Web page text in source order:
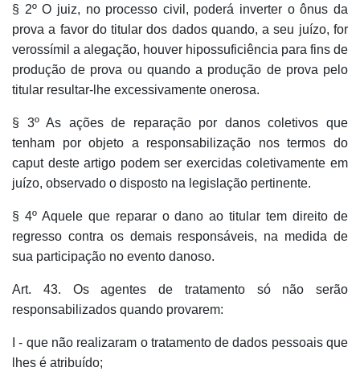
§ 2º O juiz, no processo civil, poderá inverter o ônus da
prova a favor do titular dos dados quando, a seu juízo, for
verossímil a alegação, houver hipossuficiência para fins de
produção de prova ou quando a produção de prova pelo
titular resultar-lhe excessivamente onerosa.
§ 3º As ações de reparação por danos coletivos que
tenham por objeto a responsabilização nos termos do
caput deste artigo podem ser exercidas coletivamente em
juízo, observado o disposto na legislação pertinente.
§ 4º Aquele que reparar o dano ao titular tem direito de
regresso contra os demais responsáveis, na medida de
sua participação no evento danoso.
Art. 43. Os agentes de tratamento só não serão
responsabilizados quando provarem:
I - que não realizaram o tratamento de dados pessoais que
lhes é atribuído;